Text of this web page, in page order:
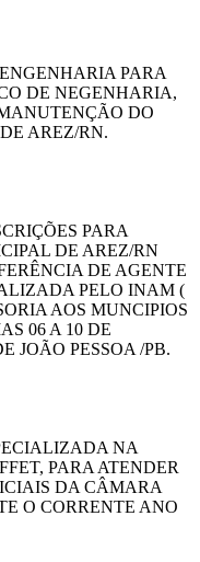
PARA
DE NEGENHARIA,
DO
AREZ/RN.
PARA
DE AREZ/RN
DE AGENTE
PELO INAM (
AOS MUNCIPIOS
06 A 10 DE
JOÃO PESSOA /PB.
NA
PARA ATENDER
DA CÂMARA
O CORRENTE ANO